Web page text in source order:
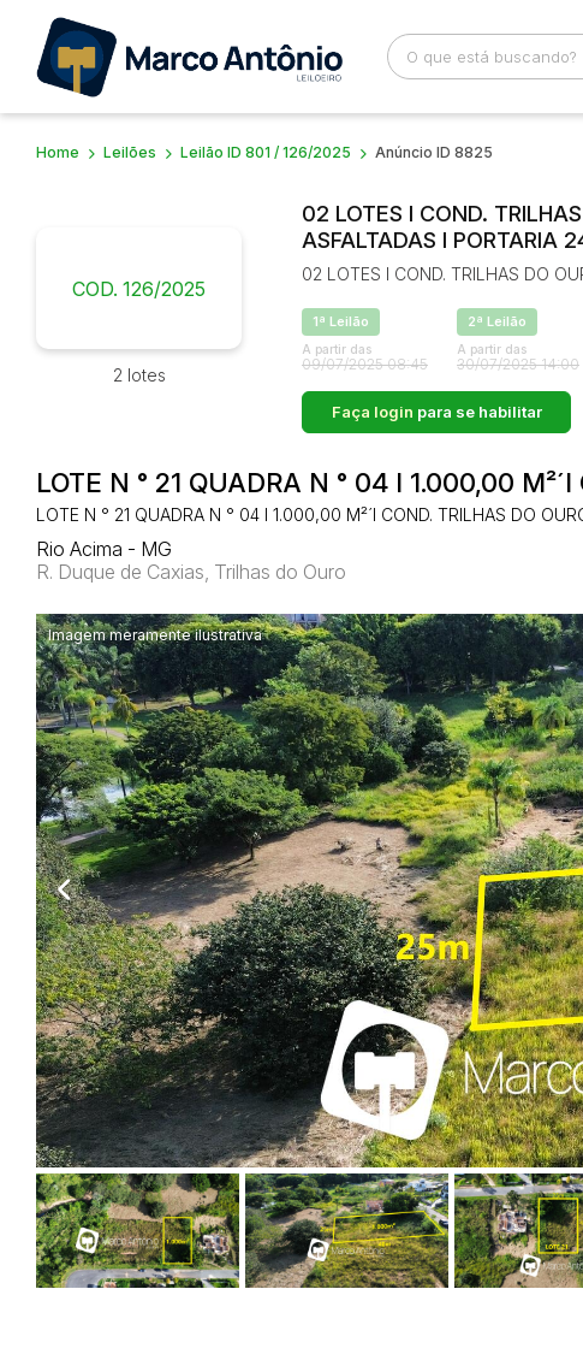
Busca por palavra-chave Categoria
Home Leilões Leilão ID 801 / 126/2025 Anúncio ID 8825
COD. 126/2025
2 lotes
02 LOTES I COND.
ASFALTADAS I PORTARIA
02 LOTES I COND. TRILHAS DO
1ª Leilão
A partir das
09/07/2025 08:45
2ª Leilão
A partir das
30/07/2025 14:00
Faça login para se habilitar
LOTE N ° 21 QUADRA N ° 04 I 1.000,00
LOTE N ° 21 QUADRA N ° 04 I 1.000,00 M²´I COND. TRILHAS DO
Rio Acima - MG
R. Duque de Caxias, Trilhas do Ouro
Imagem meramente ilustrativa